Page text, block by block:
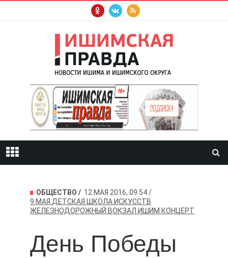
ОБЩЕСТВО
12 МАЯ 2016, 09:54
9 МАЯ ДЕТСКАЯ ШКОЛА ИСКУССТВ
ЖЕЛЕЗНОДОРОЖНЫЙ ВОКЗАЛ ИШИМ КОНЦЕРТ
День Победы